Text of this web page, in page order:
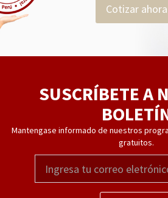
Cotizar ahora
SUSCRÍBETE A
Mantengase informado de nuestros
gratuitos.